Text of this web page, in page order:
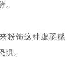
。
粉饰这种虚弱
惧。